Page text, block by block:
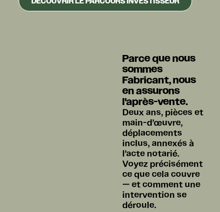
Parce que nous
sommes
Fabricant, nous
en assurons
l'après-vente.
Deux ans, pièces et
main-d’œuvre,
déplacements
inclus, annexés à
l’acte notarié.
Voyez précisément
ce que cela couvre
— et comment une
intervention se
déroule.